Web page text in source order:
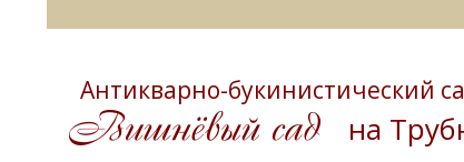
Антикварно-букинистический
на